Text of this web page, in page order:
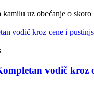
kamilu uz obećanje o
vodič kroz